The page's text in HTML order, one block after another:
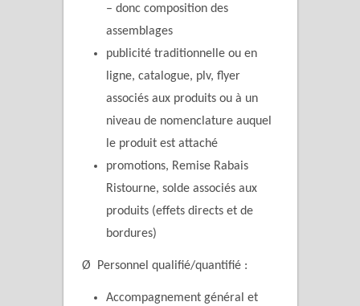
– donc composition des
assemblages
publicité traditionnelle ou en
ligne, catalogue, plv, flyer
associés aux produits ou à un
niveau de nomenclature auquel
le produit est attaché
promotions, Remise Rabais
Ristourne, solde associés aux
produits (effets directs et de
bordures)
Ø Personnel qualifié/quantifié :
Accompagnement général et